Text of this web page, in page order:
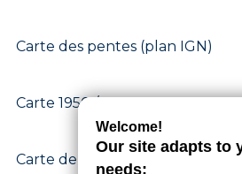
Carte des pentes (plan IGN)
Carte 1950 / IGN
Carte de l'état-major (1820-1866)